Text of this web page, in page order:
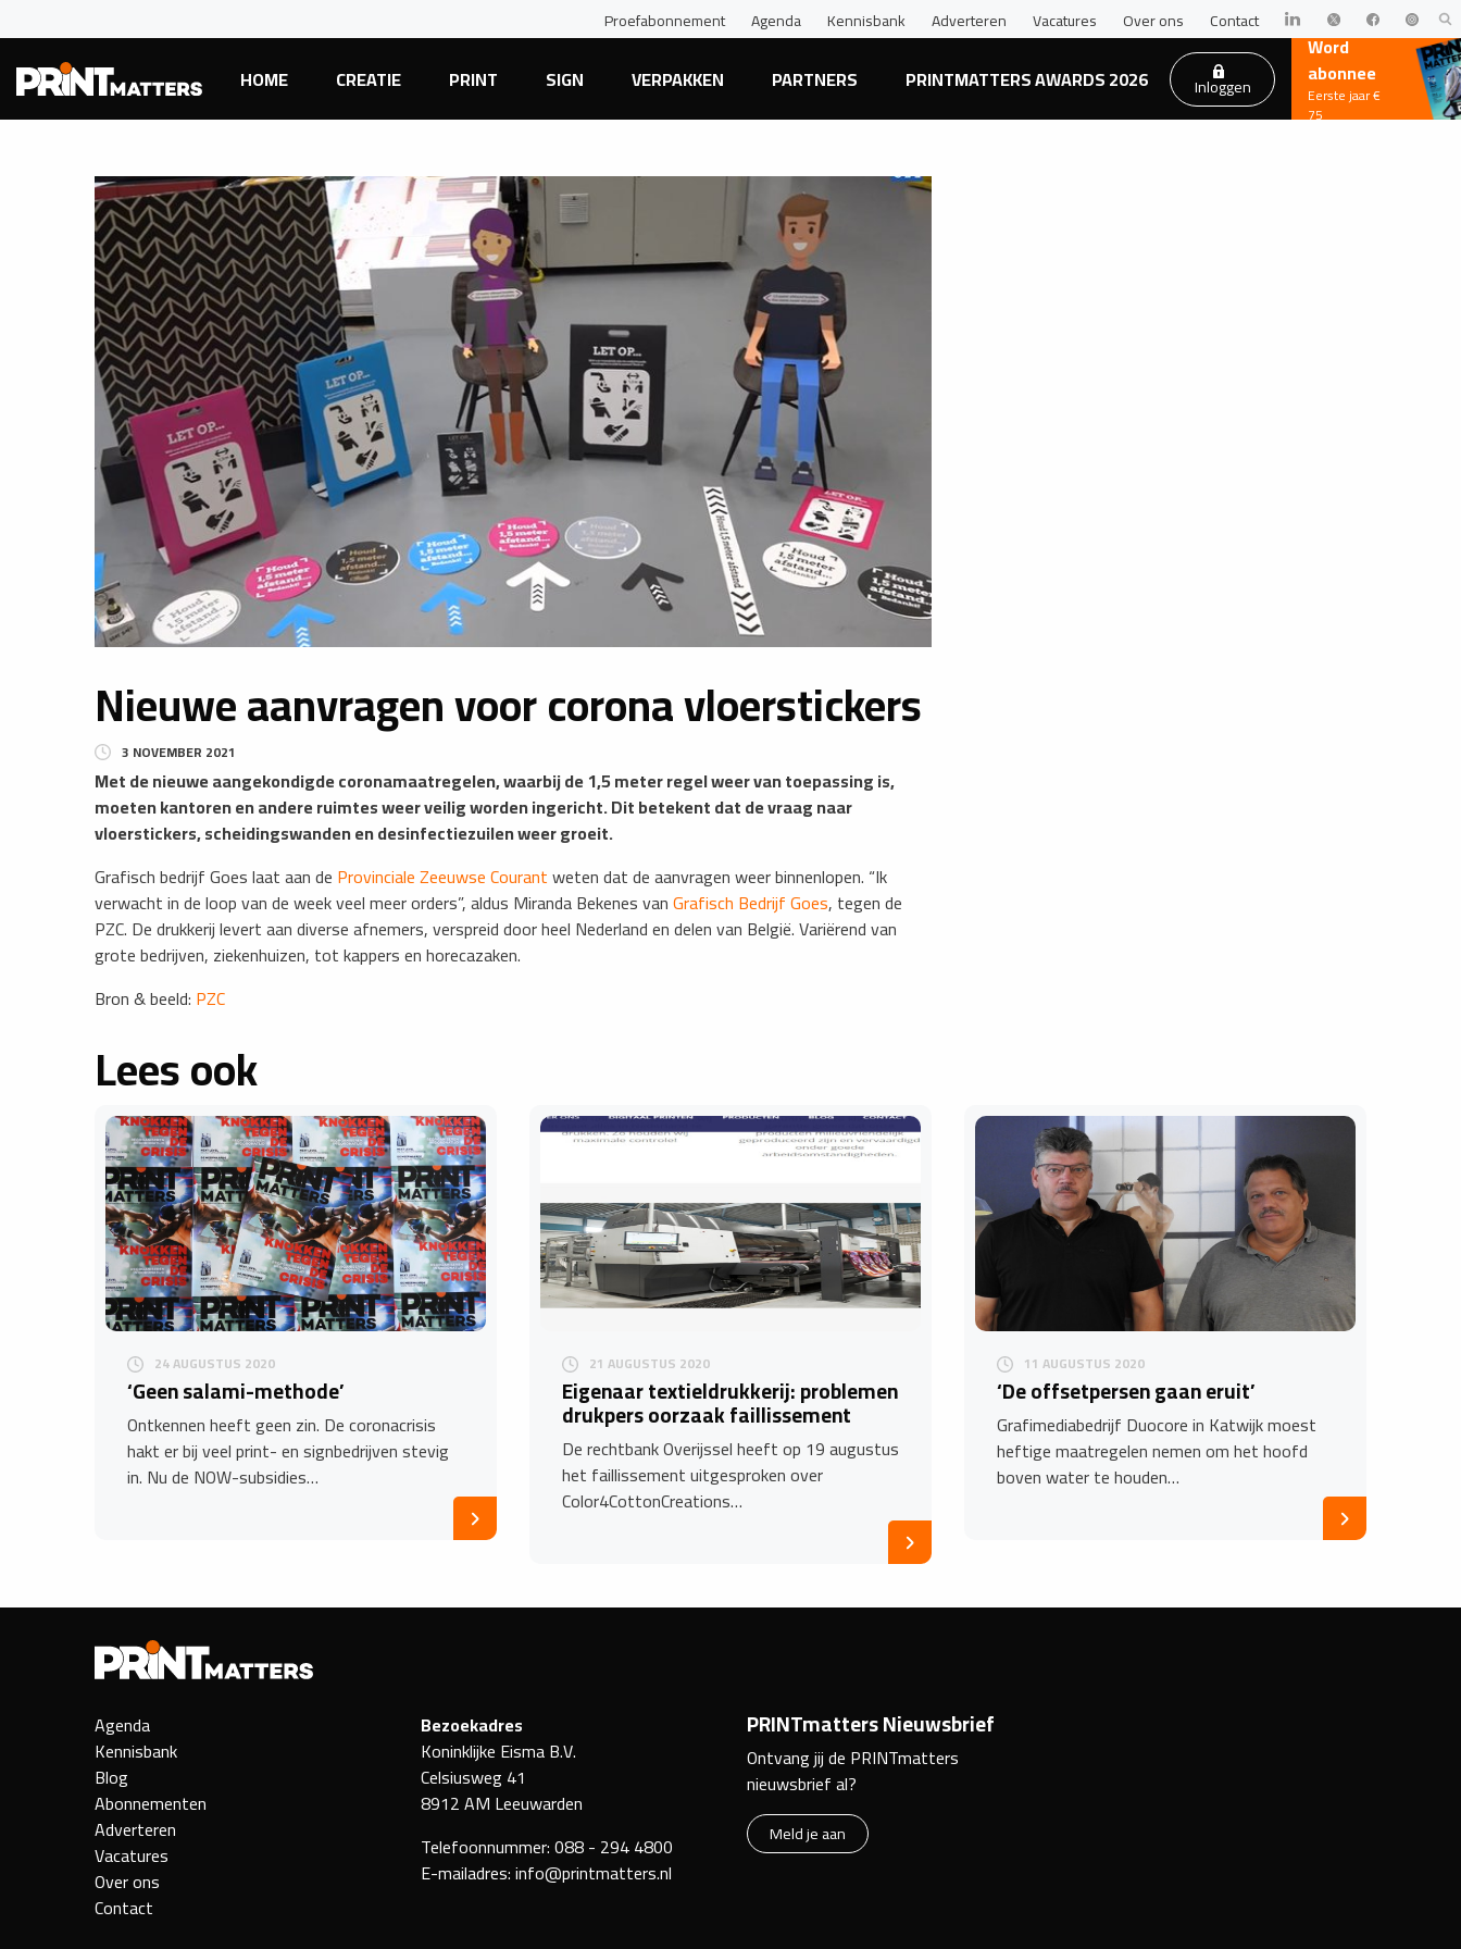
Proefabonnement Agenda Kennisbank Adverteren Vacatures Over ons Contact
HOME CREATIE PRINT SIGN VERPAKKEN PARTNERS PRINTMATTERS AWARDS 2026 Inloggen
Word
abonnee
Eerste jaar €
75
Nieuwe aanvragen voor corona vloerstickers
3 NOVEMBER 2021
Met de nieuwe aangekondigde coronamaatregelen, waarbij de 1,5 meter regel weer van toepassing is,
moeten kantoren en andere ruimtes weer veilig worden ingericht. Dit betekent dat de vraag naar
vloerstickers, scheidingswanden en desinfectiezuilen weer groeit.
Grafisch bedrijf Goes laat aan de Provinciale Zeeuwse Courantweten dat de aanvragen weer binnenlopen. “Ik
verwacht in de loop van de week veel meer orders”, aldus Miranda Bekenes vanGrafisch Bedrijf Goes, tegen de
PZC. De drukkerij levert aan diverse afnemers, verspreid door heel Nederland en delen van België. Variërend van
grote bedrijven, ziekenhuizen, tot kappers en horecazaken.
Bron & beeld: PZC
Lees ook
24 AUGUSTUS 2020
‘Geen salami-methode’
Ontkennen heeft geen zin. De coronacrisis
hakt er bij veel print- en signbedrijven stevig
in. Nu de NOW-subsidies…
21 AUGUSTUS 2020
Eigenaar textieldrukkerij: problemen
drukpers oorzaak faillissement
De rechtbank Overijssel heeft op 19 augustus
het faillissement uitgesproken over
Color4CottonCreations…
11 AUGUSTUS 2020
‘De offsetpersen gaan eruit’
Grafimediabedrijf Duocore in Katwijk moest
heftige maatregelen nemen om het hoofd
boven water te houden…
Agenda
Kennisbank
Blog
Abonnementen
Adverteren
Vacatures
Over ons
Contact
Bezoekadres
Koninklijke Eisma B.V.
Celsiusweg 41
8912 AM Leeuwarden
Telefoonnummer:088 - 294 4800
E-mailadres:info@printmatters.nl
PRINTmatters Nieuwsbrief
Ontvang jij de PRINTmatters
nieuwsbrief al?
Meld je aan